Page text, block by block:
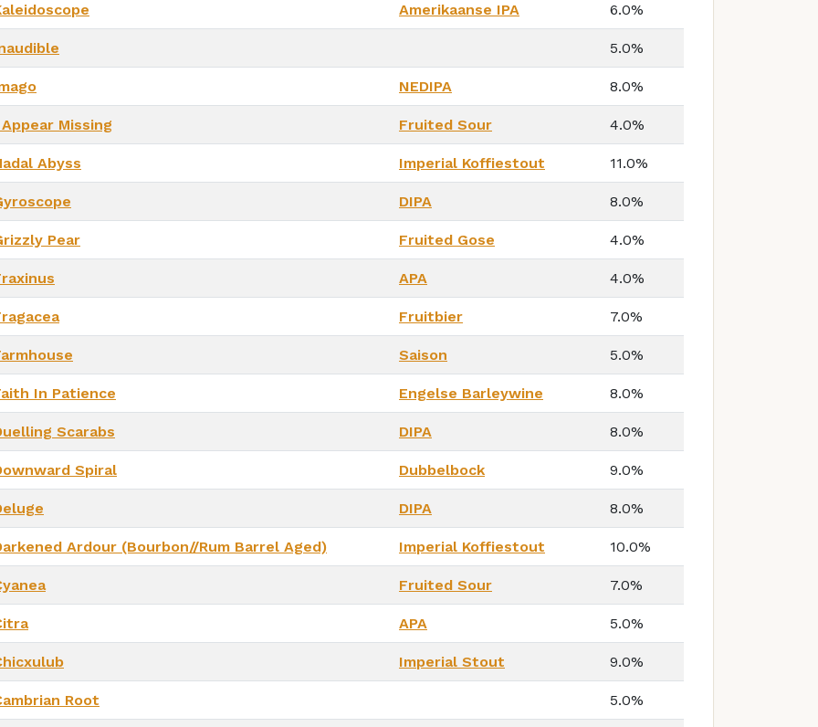
Amerikaanse IPA 6.0%
5.0%
NEDIPA 8.0%
Missing Fruited Sour 4.0%
Abyss Imperial Koffiestout 11.0%
DIPA 8.0%
Pear Fruited Gose 4.0%
APA 4.0%
Fruitbier 7.0%
Saison 5.0%
In Patience Engelse Barleywine 8.0%
Scarabs DIPA 8.0%
Spiral Dubbelbock 9.0%
DIPA 8.0%
Ardour (Bourbon//Rum Barrel Aged) Imperial Koffiestout 10.0%
Fruited Sour 7.0%
APA 5.0%
Imperial Stout 9.0%
Root 5.0%